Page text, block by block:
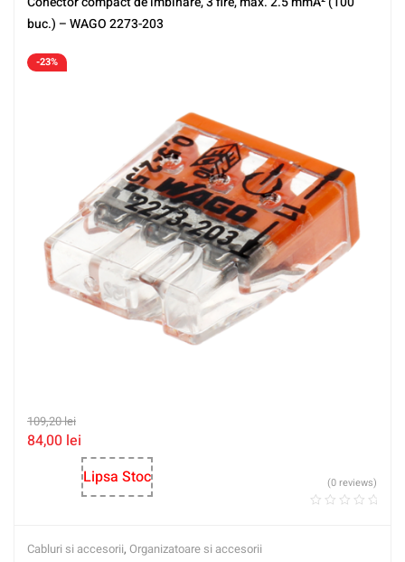
buc.) – WAGO 2273-203
-23%
109,20lei
84,00 lei
Lipsa Stoc
(0 reviews)
Cabluri si accesorii, Organizatoare si accesorii